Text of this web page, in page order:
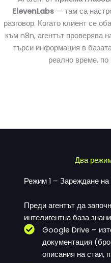
ElevenLabs — там са
разговор. Когато клиент се
към n8n, агентът проверява
търси информация в
реално време, по
Два
Режим 1 – Зареждане
Преди агентът да
интелигентна база
Google Drive –
документация
описания на стаи,